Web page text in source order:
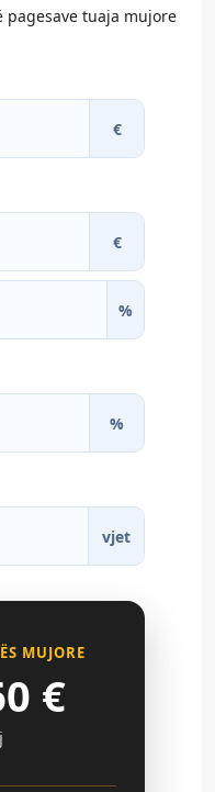
tuaja mujore
€
€
%
%
vjet
MUJORE
€